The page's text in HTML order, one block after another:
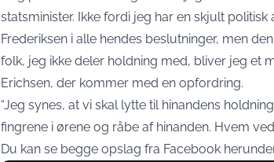
statsminister. Ikke fordi jeg har en skjult
Frederiksen i alle hendes beslutninger, men
folk, jeg ikke deler holdning med, bliver jeg et
Erichsen, der kommer med en opfordring.
“Jeg synes, at vi skal lytte til hinandens
fingrene i ørene og råbe af hinanden. Hvem
Du kan se begge opslag fra Facebook